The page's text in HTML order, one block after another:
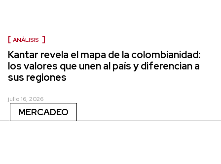
ANÁLISIS
Kantar revela el mapa de la colombianidad:
los valores que unen al país y diferencian a
sus regiones
julio 16, 2026
MERCADEO